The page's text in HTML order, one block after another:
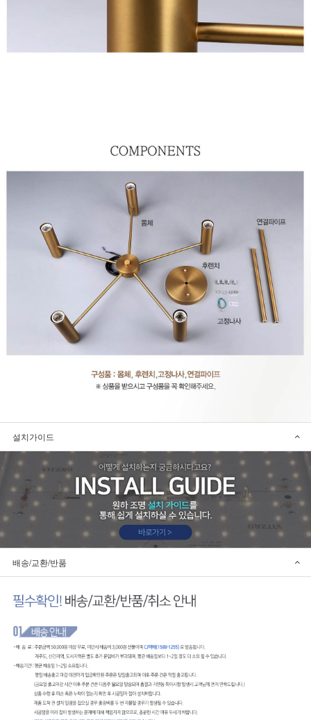
설치가이드
배송/교환/반품